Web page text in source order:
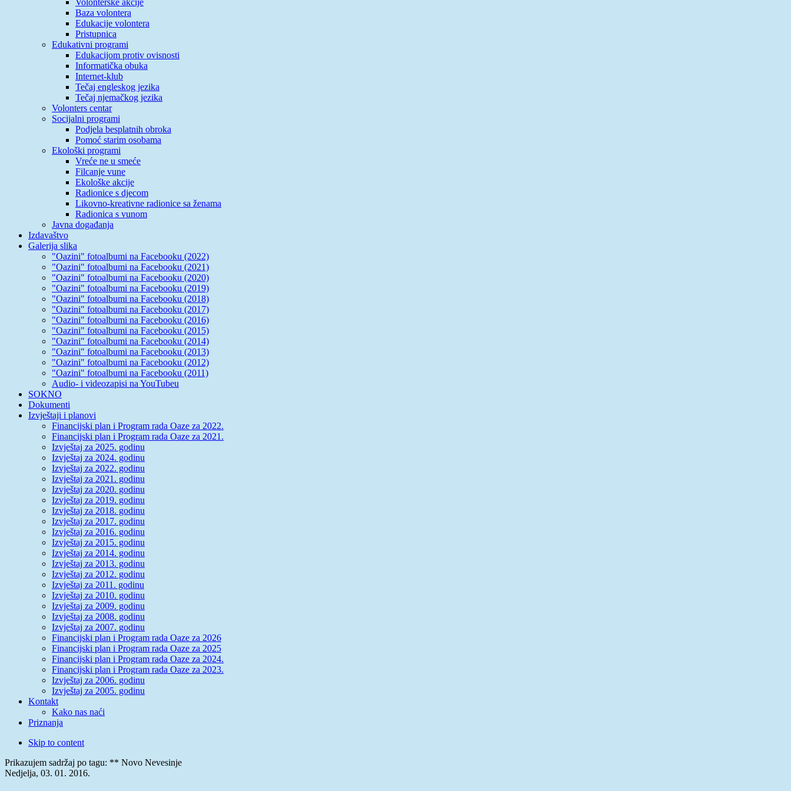
Baza volontera
Edukacije volontera
Pristupnica
Edukativni programi
Edukacijom protiv ovisnosti
Informatička obuka
Internet-klub
Tečaj engleskog jezika
Tečaj njemačkog jezika
Volonters centar
Socijalni programi
Podjela besplatnih obroka
Pomoć starim osobama
Ekološki programi
Vreće ne u smeće
Filcanje vune
Ekološke akcije
Radionice s djecom
Likovno-kreativne radionice sa ženama
Radionica s vunom
Javna događanja
Izdavaštvo
Galerija slika
"Oazini" fotoalbumi na Facebooku (2022)
"Oazini" fotoalbumi na Facebooku (2021)
"Oazini" fotoalbumi na Facebooku (2020)
"Oazini" fotoalbumi na Facebooku (2019)
"Oazini" fotoalbumi na Facebooku (2018)
"Oazini" fotoalbumi na Facebooku (2017)
"Oazini" fotoalbumi na Facebooku (2016)
"Oazini" fotoalbumi na Facebooku (2015)
"Oazini" fotoalbumi na Facebooku (2014)
"Oazini" fotoalbumi na Facebooku (2013)
"Oazini" fotoalbumi na Facebooku (2012)
"Oazini" fotoalbumi na Facebooku (2011)
Audio- i videozapisi na YouTubeu
SOKNO
Dokumenti
Izvještaji i planovi
Financijski plan i Program rada Oaze za 2022.
Financijski plan i Program rada Oaze za 2021.
Izvještaj za 2025. godinu
Izvještaj za 2024. godinu
Izvještaj za 2022. godinu
Izvještaj za 2021. godinu
Izvještaj za 2020. godinu
Izvještaj za 2019. godinu
Izvještaj za 2018. godinu
Izvještaj za 2017. godinu
Izvještaj za 2016. godinu
Izvještaj za 2015. godinu
Izvještaj za 2014. godinu
Izvještaj za 2013. godinu
Izvještaj za 2012. godinu
Izvještaj za 2011. godinu
Izvještaj za 2010. godinu
Izvještaj za 2009. godinu
Izvještaj za 2008. godinu
Izvještaj za 2007. godinu
Financijski plan i Program rada Oaze za 2026
Financijski plan i Program rada Oaze za 2025
Financijski plan i Program rada Oaze za 2024.
Financijski plan i Program rada Oaze za 2023.
Izvještaj za 2006. godinu
Izvještaj za 2005. godinu
Kontakt
Kako nas naći
Priznanja
Skip to content
Prikazujem sadržaj po tagu: ** Novo Nevesinje
Nedjelja, 03. 01. 2016.